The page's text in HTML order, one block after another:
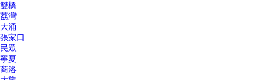
雙橋
荔灣
大涌
張家口
民眾
寧夏
商洛